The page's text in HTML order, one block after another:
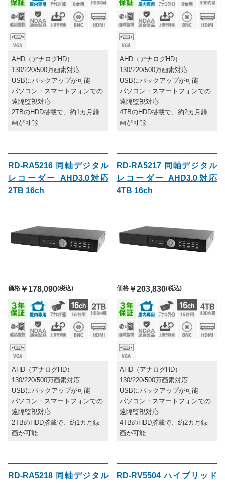
AHD（アナログHD）
130/220/500万画素対応
USBにバックアップが可能
パソコン・スマートフォンでの
遠隔監視対応
2TBのHDD搭載で、約1カ月録
画が可能
AHD（アナログHD）
130/220/500万画素対応
USBにバックアップが可能
パソコン・スマートフォンでの
遠隔監視対応
4TBのHDD搭載で、約2カ月録
画が可能
RD-RA5216 同軸デジタル
レコーダー AHD3.0対応
2TB 16ch
価格 ￥178,090(税込)
AHD（アナログHD）
130/220/500万画素対応
USBにバックアップが可能
パソコン・スマートフォンでの
遠隔監視対応
2TBのHDD搭載で、約1カ月録
画が可能
RD-RA5217 同軸デジタル
レコーダー AHD3.0対応
4TB 16ch
価格￥203,830(税込)
AHD（アナログHD）
130/220/500万画素対応
USBにバックアップが可能
パソコン・スマートフォンでの
遠隔監視対応
4TBのHDD搭載で、約2カ月録
画が可能
RD-RA5218 同軸デジタル
RD-RV5504 ハイブリッド